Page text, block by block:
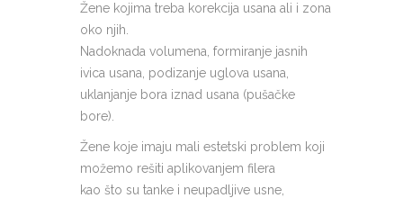
Žene kojima treba korekcija usana ali i zona
oko njih.
Nadoknada volumena, formiranje jasnih
ivica usana, podizanje uglova usana,
uklanjanje bora iznad usana (pušačke
bore).
Žene koje imaju mali estetski problem koji
možemo rešiti aplikovanjem filera
kao što su tanke i neupadljive usne,